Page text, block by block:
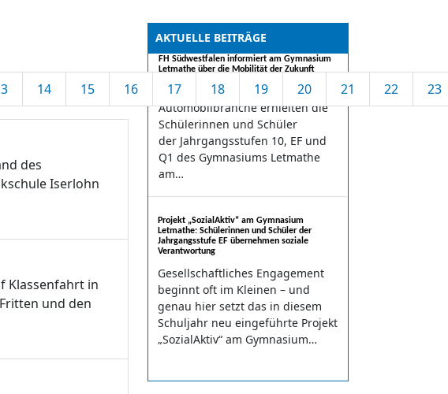
AKTUELLE BEITRÄGE
FH Südwestfalen informiert am Gymnasium
Letmathe über die Mobilität der Zukunft
Einen spannenden Einblick in die
Automobilbranche erhielten die
Schülerinnen und Schüler
der Jahrgangsstufen 10, EF und
Q1 des Gymnasiums Letmathe
am…
Projekt „SozialAktiv“ am Gymnasium
Letmathe: Schülerinnen und Schüler der
Jahrgangsstufe EF übernehmen soziale
Verantwortung
Gesellschaftliches Engagement
beginnt oft im Kleinen – und
genau hier setzt das in diesem
Schuljahr neu eingeführte Projekt
„SozialAktiv“ am Gymnasium…
14 15 16 17 18 19 20 21 22 23
des
Iserlohn
Klassenfahrt in
und den